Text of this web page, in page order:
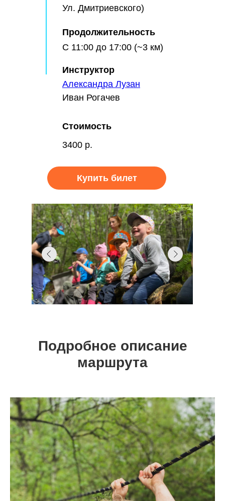
Продолжительность
Стоимость
3400 р.
С 11:00 до 17:00 (~3 км)
Ул. Дмитриевского)
Купить билет
Инструктор
Александра Лузан
Иван Рогачев
Подробное описание
маршрута